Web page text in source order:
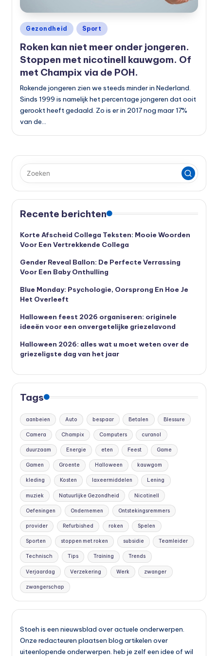
Geplaatst
in
Gezondheid Sport
Roken kan niet meer onder jongeren.
Stoppen met nicotinell kauwgom. Of
met Champix via de POH.
Rokende jongeren zien we steeds minder in Nederland.
Sinds 1999 is namelijk het percentage jongeren dat ooit
gerookt heeft gedaald. Zo is er in 2017 nog maar 17%
van de…
Recente berichten
Korte Afscheid Collega Teksten: Mooie Woorden
Voor Een Vertrekkende Collega
Gender Reveal Ballon: De Perfecte Verrassing
Voor Een Baby Onthulling
Blue Monday: Psychologie, Oorsprong En Hoe Je
Het Overleeft
Halloween feest 2026 organiseren: originele
ideeën voor een onvergetelijke griezelavond
Halloween 2026: alles wat u moet weten over de
griezeligste dag van het jaar
Tags
aanbeien Auto bespaar Betalen Blessure
Camera Champix Computers curanol
duurzaam Energie eten Feest Game
Gamen Groente Halloween kauwgom
kleding Kosten laxeermiddelen Lening
muziek Natuurlijke Gezondheid Nicotinell
Oefeningen Ondernemen Ontstekingsremmers
provider Refurbished roken Spelen
Sporten stoppen met roken subsidie Teamleider
Technisch Tips Training Trends
Verjaardag Verzekering Werk zwanger
zwangerschap
Stoeh is een nieuwsblad over actuele onderwerpen.
Onze redacteuren plaatsen blog artikelen over
uiteenlopende onderwerpen. heb je zelf een idee of wil